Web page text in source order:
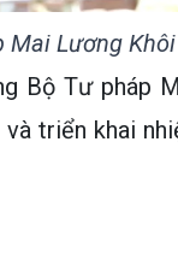
Lương
Bộ Tư pháp
triển khai